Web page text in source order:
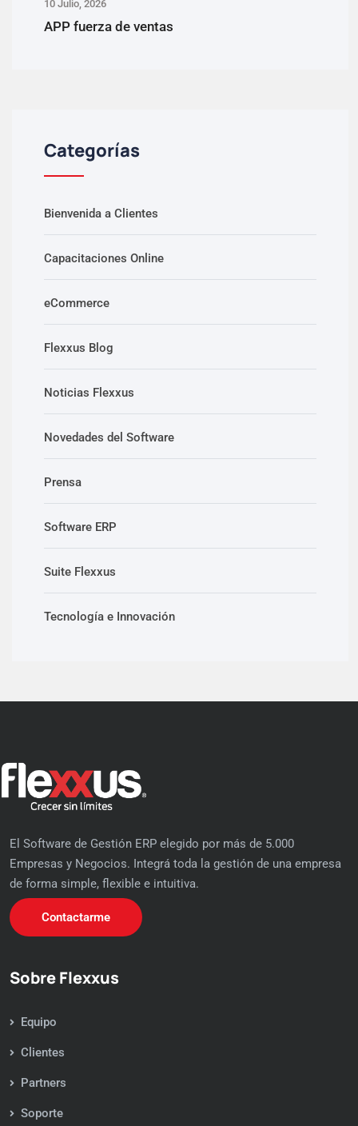
10 Julio, 2026
APP fuerza de ventas
Categorías
Bienvenida a Clientes
Capacitaciones Online
eCommerce
Flexxus Blog
Noticias Flexxus
Novedades del Software
Prensa
Software ERP
Suite Flexxus
Tecnología e Innovación
El Software de Gestión ERP elegido por más de 5.000
Empresas y Negocios. Integrá toda la gestión de una empresa
de forma simple, flexible e intuitiva.
Contactarme
Sobre Flexxus
Equipo
Clientes
Partners
Soporte